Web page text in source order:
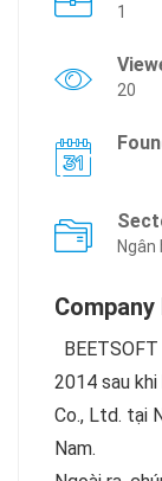
1
20
2014 sau
Co., Ltd. tại
Nam.